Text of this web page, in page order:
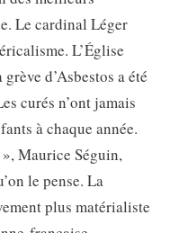
Le cardinal Léger
L’Église
d’Asbestos a été
curés n’ont jamais
à chaque année.
Maurice Séguin,
le pense. La
plus matérialiste